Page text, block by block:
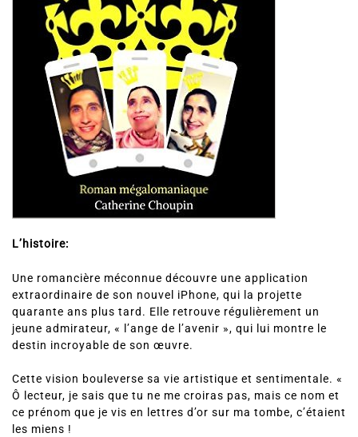
L’histoire:
Une romancière méconnue découvre une application
extraordinaire de son nouvel iPhone, qui la projette
quarante ans plus tard. Elle retrouve régulièrement un
jeune admirateur, « l’ange de l’avenir », qui lui montre le
destin incroyable de son œuvre.
Cette vision bouleverse sa vie artistique et sentimentale. «
Ô lecteur, je sais que tu ne me croiras pas, mais ce nom et
ce prénom que je vis en lettres d’or sur ma tombe, c’étaient
les miens !